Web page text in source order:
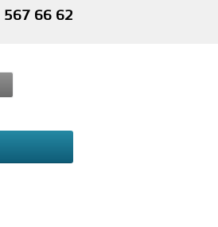
567 66 62